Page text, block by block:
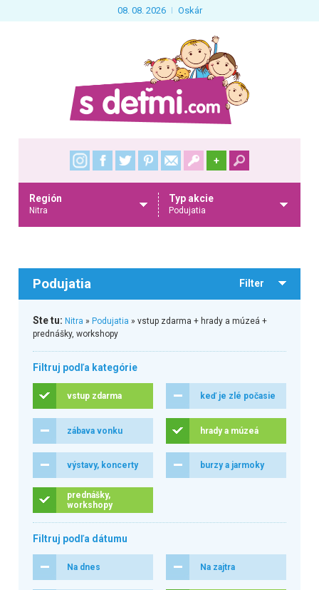
08. 08. 2026 Oskár
+
Región
Nitra
Typ akcie
Podujatia
Podujatia Filter
Ste tu: Nitra » Podujatia » vstup zdarma + hrady a múzeá +
prednášky, workshopy
Filtruj podľa kategórie
vstup zdarma keď je zlé počasie
zábava vonku hrady a múzeá
výstavy, koncerty burzy a jarmoky
prednášky,
workshopy
Filtruj podľa dátumu
Na dnes Na zajtra